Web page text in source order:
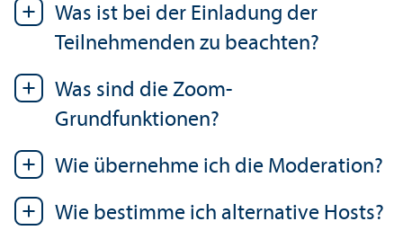
Was ist bei der Einladung der
Teilnehmenden zu beachten?
Was sind die Zoom-
Grundfunktionen?
Wie übernehme ich die Moderation?
Wie bestimme ich alternative Hosts?